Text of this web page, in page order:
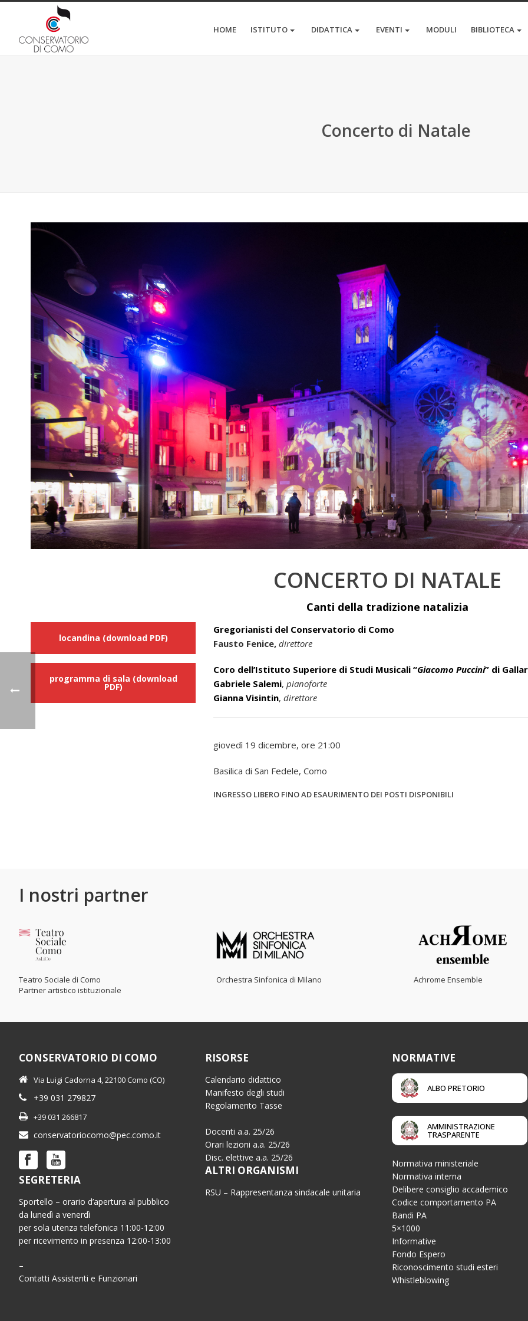
HOME ISTITUTO DIDATTICA EVENTI MODULI BIBLIOTECA
Concerto di Natale
CONCERTO DI NATALE
Canti della tradizione natalizia
locandina (download PDF)
programma di sala (download
PDF)
Gregorianisti del Conservatorio di Como
Fausto Fenice, direttore
Coro dell’Istituto Superiore di Studi Musicali “Giacomo Puccini” di
Gabriele Salemi, pianoforte
Gianna Visintin, direttore
giovedì 19 dicembre, ore 21:00
Basilica di San Fedele, Como
INGRESSO LIBERO FINO AD ESAURIMENTO DEI POSTI DISPONIBILI
I nostri partner
Teatro Sociale di Como
Partner artistico istituzionale
Orchestra Sinfonica di Milano Achrome Ensemble
CONSERVATORIO DI COMO
Via Luigi Cadorna 4, 22100 Como (CO)
+39 031 279827
+39 031 266817
conservatoriocomo@pec.como.it
SEGRETERIA
Sportello – orario d’apertura al pubblico
da lunedì a venerdì
per sola utenza telefonica 11:00-12:00
per ricevimento in presenza 12:00-13:00
–
Contatti Assistenti e Funzionari
RISORSE
Calendario didattico
Manifesto degli studi
Regolamento Tasse
Docenti a.a. 25/26
Orari lezioni a.a. 25/26
Disc. elettive a.a. 25/26
ALTRI ORGANISMI
RSU – Rappresentanza sindacale unitaria
NORMATIVE
ALBO PRETORIO
AMMINISTRAZIONE
TRASPARENTE
Normativa ministeriale
Normativa interna
Delibere consiglio accademico
Codice comportamento PA
Bandi PA
5×1000
Informative
Fondo Espero
Riconoscimento studi esteri
Whistleblowing